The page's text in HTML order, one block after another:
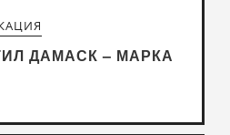
ДАМАСК – МАРКА